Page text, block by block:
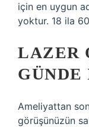
için en uygun
yoktur. 18 ila
LAZER
Ameliyattan
görüşünüzün